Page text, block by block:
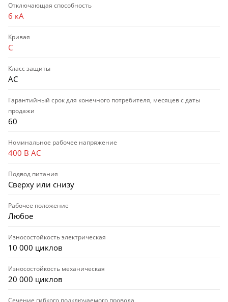
Отключающая способность
6 кА
Кривая
C
Класс защиты
AC
Гарантийный срок для конечного потребителя, месяцев с даты
продажи
60
Номинальное рабочее напряжение
400 В AC
Подвод питания
Сверху или снизу
Рабочее положение
Любое
Износостойкость электрическая
10 000 циклов
Износостойкость механическая
20 000 циклов
Сечение гибкого подключаемого провода